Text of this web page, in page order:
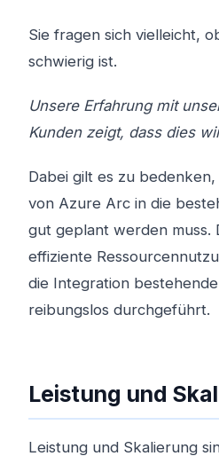
Sie fragen sich vielleicht,
schwierig ist.
Unsere Erfahrung mit
Kunden zeigt, dass dies
Dabei gilt es zu
von Azure Arc in die
gut geplant werden muss.
effiziente
die Integration
reibungslos durchgeführt.
Leistung und
Leistung und Skalierung